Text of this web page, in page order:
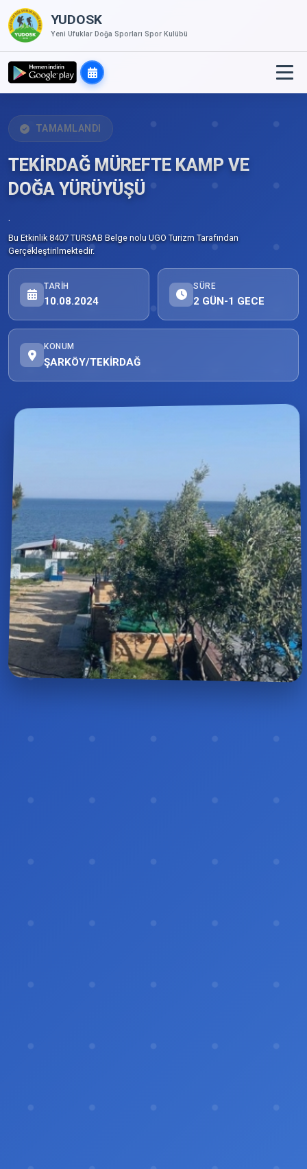
YUDOSK
Yeni Ufuklar Doğa Sporları Spor Kulübü
TAMAMLANDI
TEKİRDAĞ MÜREFTE KAMP VE
DOĞA YÜRÜYÜŞÜ
.
Bu Etkinlik 8407 TURSAB Belge nolu UGO Turizm Tarafından
Gerçekleştirilmektedir.
TARIH
10.08.2024
SÜRE
2 GÜN-1 GECE
KONUM
ŞARKÖY/TEKİRDAĞ